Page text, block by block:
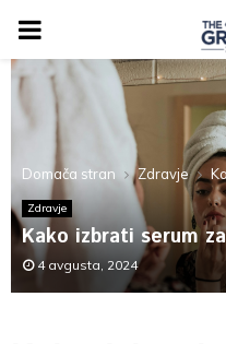
PRIMARY
MENU
Domača stran Zdravje
Zdravje
Kako izbrati serum
4 avgusta, 2024